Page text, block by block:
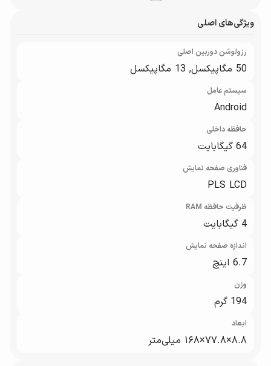
ویژگی‌های اصلی
رزولوشن دوربین اصلی
50 مگاپیکسل, 13 مگاپیکسل
سیستم عامل
Android
حافظه داخلی
64 گیگابایت
فناوری صفحه‌ نمایش
PLS LCD
ظرفیت حافظه RAM
4 گیگابایت
اندازه صفحه نمایش
6.7 اینچ
وزن
194 گرم
ابعاد
۸.۸×۷۷.۸×۱۶۸ میلی‌متر